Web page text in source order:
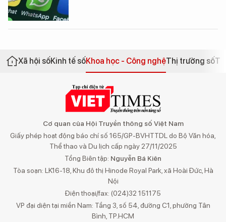
Xã hội sốKinh tế sốKhoa học - Công nghệThị trường số
Cơ quan của Hội Truyền thông số Việt Nam
Giấy phép hoạt động báo chí số 165/GP-BVHTTDL do Bộ Văn hóa,
Thể thao và Du lịch cấp ngày 27/11/2025
Tổng Biên tập: Nguyễn Bá Kiên
Tòa soạn: LK16-18, Khu đô thị Hinode Royal Park, xã Hoài Đức, Hà
Nội
Điện thoại/fax: (024)32 151175
VP đại diện tại miền Nam: Tầng 3, số 54, đường C1, phường Tân
Bình, TP.HCM